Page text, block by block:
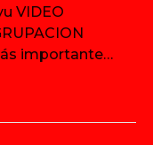
VIDEO
importantes